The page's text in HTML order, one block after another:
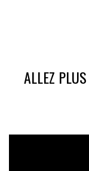
ALLEZ